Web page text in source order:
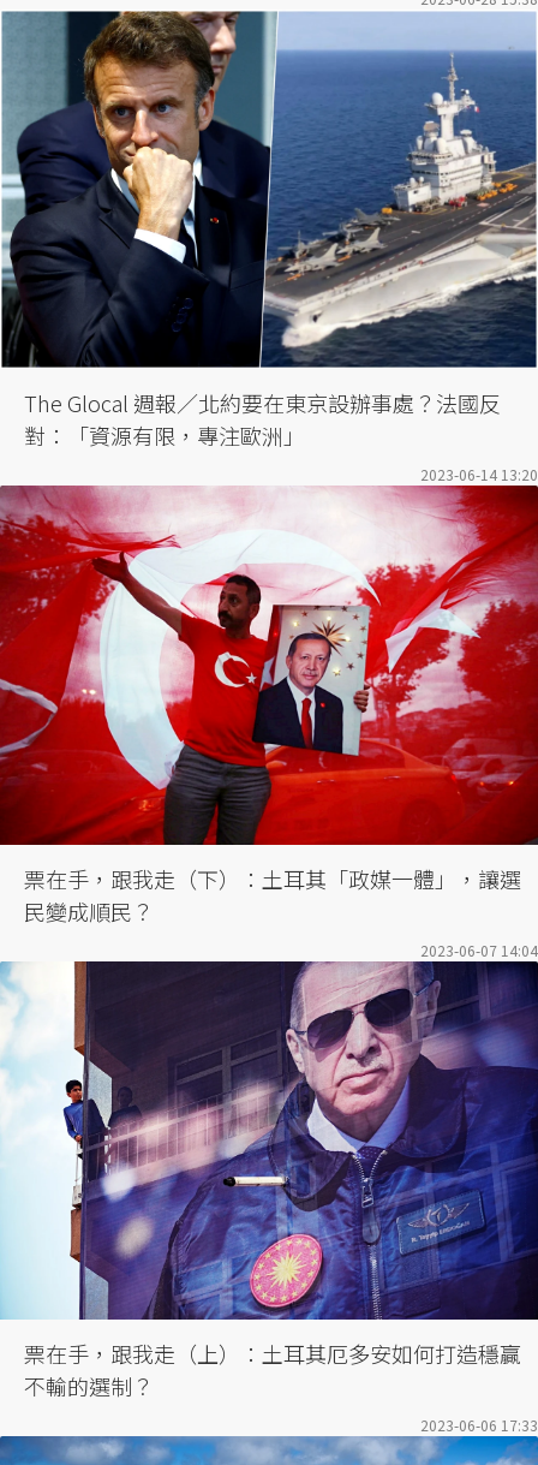
The Glocal 週報／北約要在東京設辦事處？法國反
對：「資源有限，專注歐洲」
2023-06-14 13:20
票在手，跟我走（下）：土耳其「政媒一體」，讓選
民變成順民？
2023-06-07 14:04
票在手，跟我走（上）：土耳其厄多安如何打造穩贏
不輸的選制？
2023-06-06 17:33